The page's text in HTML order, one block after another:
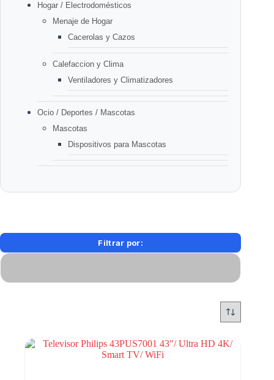
Filtrar por:
Hogar / Electrodomésticos
Menaje de Hogar
Cacerolas y Cazos
Calefaccion y Clima
Ventiladores y Climatizadores
Ocio / Deportes / Mascotas
Mascotas
Dispositivos para Mascotas